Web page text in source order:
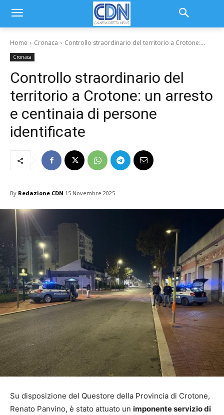
Home Cronaca Controllo straordinario del territorio a Crotone:...
Cronaca
Controllo straordinario del
territorio a Crotone: un arresto
e centinaia di persone
identificate
By Redazione CDN 15 Novembre 2025
Su disposizione del Questore della Provincia di Crotone,
Renato Panvino, è stato attuato un imponente servizio di